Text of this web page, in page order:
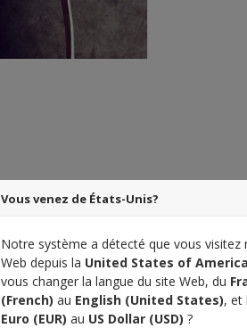
Rendez-vous à
l'Atelier
Vous venez de États-Unis?
Notre système a détecté que vous visitez
Web depuis la United States of America
vous changer la langue du site Web, du
(French) au English (United States), et
Euro (EUR) au US Dollar (USD) ?